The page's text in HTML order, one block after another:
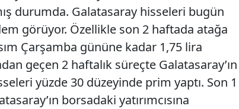
durumda. Galatasaray hisseleri bugün
görüyor. Özellikle son 2 haftada atağa
Çarşamba gününe kadar 1,75 lira
geçen 2 haftalık süreçte Galatasaray’ın
yüzde 30 düzeyinde prim yaptı. Son 1
borsadaki yatırımcısına